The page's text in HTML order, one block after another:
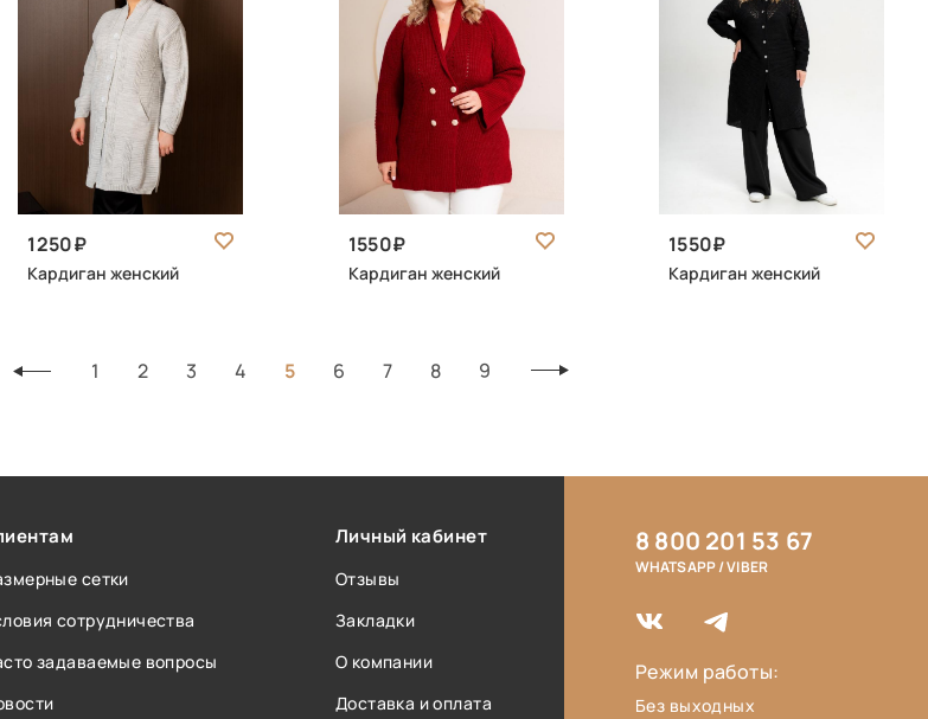
1250
Кардиган женский
1550
Кардиган женский
1550
Кардиган женский
1 2 3 4 5 6 7 8 9
сетки
сотрудничества
задаваемые вопросы
Личный кабинет
Отзывы
Закладки
О компании
Доставка и оплата
8 800 201 53 67
WHATSAPP / VIBER
Режим работы:
Без выходных